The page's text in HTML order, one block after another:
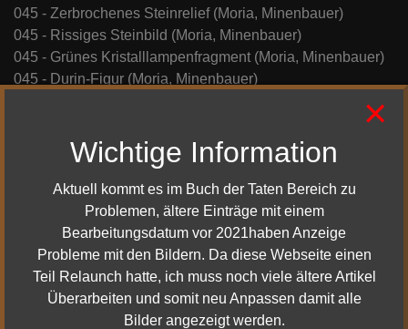
045 - Zerbrochenes Steinrelief (Moria, Minenbauer)
045 - Rissiges Steinbild (Moria, Minenbauer)
045 - Grünes Kristalllampenfragment (Moria, Minenbauer)
045 - Durin-Figur (Moria, Minenbauer)
045 - Ungeschliffener Moria-Adamant (Moria, Minenbauer)
045 - Rissige Zwergentafel (Moria, Wächter)
045 - Purpurnes Kristalllampenfragment (Moria, Wächter)
045 - Durins Zeichen (Moria, Wächter)
045 - Zerbrochener Rubin (Moria, Wächter)
090 - Dol Amroth - Bankmünze (West-Gondor)
090 - Dol Amroth - Dockmünze (West-Gondor)
090 - Dol Amroth - Waffenkammermünze (West-Gondor)
090 - Dol Amroth - Münze der großen Halle (West-Gondor)
090 - Dol Amroth - Bibliotheksmünze (West-Gondor)
×
Wichtige Information
Aktuell kommt es im Buch der Taten Bereich zu
Problemen, ältere Einträge mit einem
Bearbeitungsdatum vor 2021haben Anzeige
Probleme mit den Bildern. Da diese Webseite einen
Teil Relaunch hatte, ich muss noch viele ältere Artikel
Überarbeiten und somit neu Anpassen damit alle
Bilder angezeigt werden.